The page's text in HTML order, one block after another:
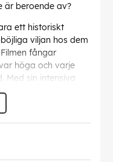
är beroende av?
ett historiskt
viljan hos dem
fångar
höga och varje
Med sin intensiva
erbjuder denna
perioderna
historiska drama